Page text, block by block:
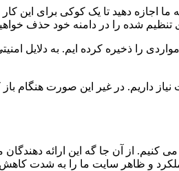
ما اجازه دهید تا یک کوکی برای این
تنظیم شده را در دامنه خود حذف
را ذخیره کرده ایم. به دلایل
این گزینه را فعال کنید. ما به 2 کوکی برای ذخیره این تنظیمات
از آن جا گه این ارائه
و ظاهر سایت ما را به شدت